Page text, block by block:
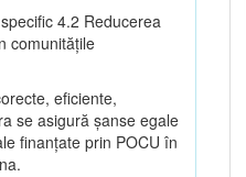
4.2 Reducerea
comunitățile
eficiente,
se asigură şanse egale
finanţate prin POCU în